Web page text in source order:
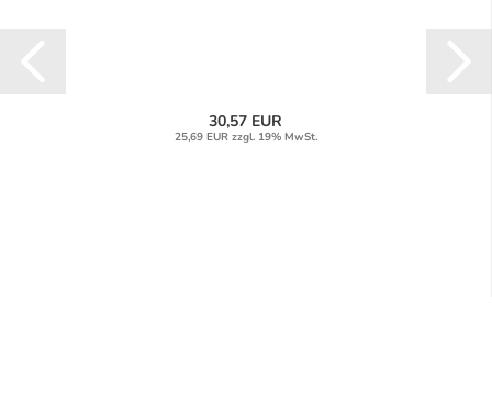
30,57 EUR
25,69 EUR zzgl. 19% MwSt.